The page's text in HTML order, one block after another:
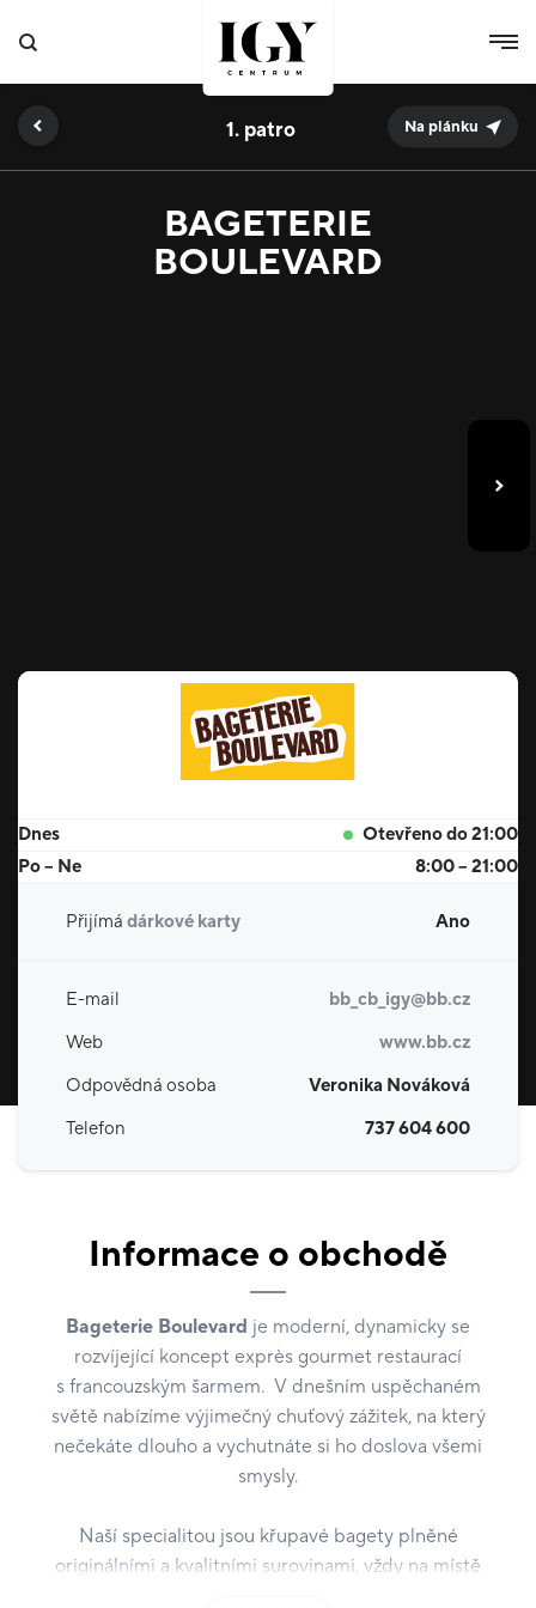
BAGETERIE
BOULEVARD
1. Na plánku
Dnes
Otevřeno do 21:00
Po – Ne
8:00 – 21:00
Přijímá dárkové karty Ano
E-mail
bb_cb_igy@bb.cz
Web
www.bb.cz
Odpovědná osoba
Veronika Nováková
Telefon
737 604 600
Informace o obchodě
Bageterie Boulevard je moderní, dynamicky se
rozvíjející koncept exprès gourmet restaurací
s francouzským šarmem. V dnešním uspěchaném
světě nabízíme výjimečný chuťový zážitek, na který
nečekáte dlouho a vychutnáte si ho doslova všemi
smysly.
Naší specialitou jsou křupavé bagety plněné
originálními a kvalitními surovinami, vždy na místě